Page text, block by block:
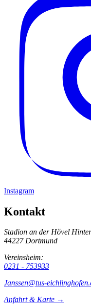
Instagram
Kontakt
Stadion an der Hövel
44227 Dortmund
Vereinsheim:
0231 - 753933
Janssen@tus-
Anfahrt & Karte →